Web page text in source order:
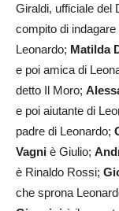
Giraldi, ufficiale del
compito di
Leonardo; Matilda
e poi amica di
detto Il Moro;
e poi aiutante di
padre di Leonardo;
Vagni è Giulio;
è Rinaldo Rossi;
che sprona